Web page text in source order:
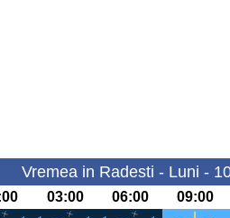
Vremea in Radesti - Luni -
03:00 06:00 09:00